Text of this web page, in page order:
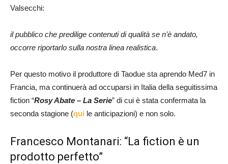
Valsecchi:
il pubblico che predilige contenuti di qualità se n’è andato,
occorre riportarlo sulla nostra linea realistica.
Per questo motivo il produttore di Taodue sta aprendo Med7 in
Francia, ma continuerà ad occuparsi in Italia della seguitissima
fiction “Rosy Abate – La Serie” di cui è stata confermata la
seconda stagione (qui le anticipazioni) e non solo.
Francesco Montanari: “La fiction è un
prodotto perfetto”